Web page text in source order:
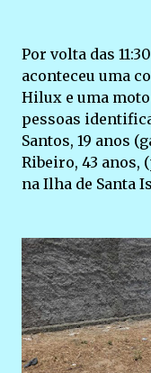
Por volta das
aconteceu uma
Hilux e uma
pessoas
Santos, 19 anos
Ribeiro, 43 anos,
na Ilha de Santa